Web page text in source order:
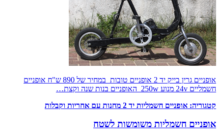
אופניים גרין בייק יד 2 אופניים טובות במחיר של 890 ש"ח אופניים
חשמליים 24v מנוע 250w האופניים בנות שנה וקצת…
קטגוריה: אופניים חשמליות יד 2 מחנות עם אחריות וקבלות
אופניים חשמליות משומשות לשטח